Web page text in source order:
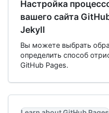
Настройка
вашего сайта
Jekyll
Вы можете выбрать
определить способ
GitHub Pages.